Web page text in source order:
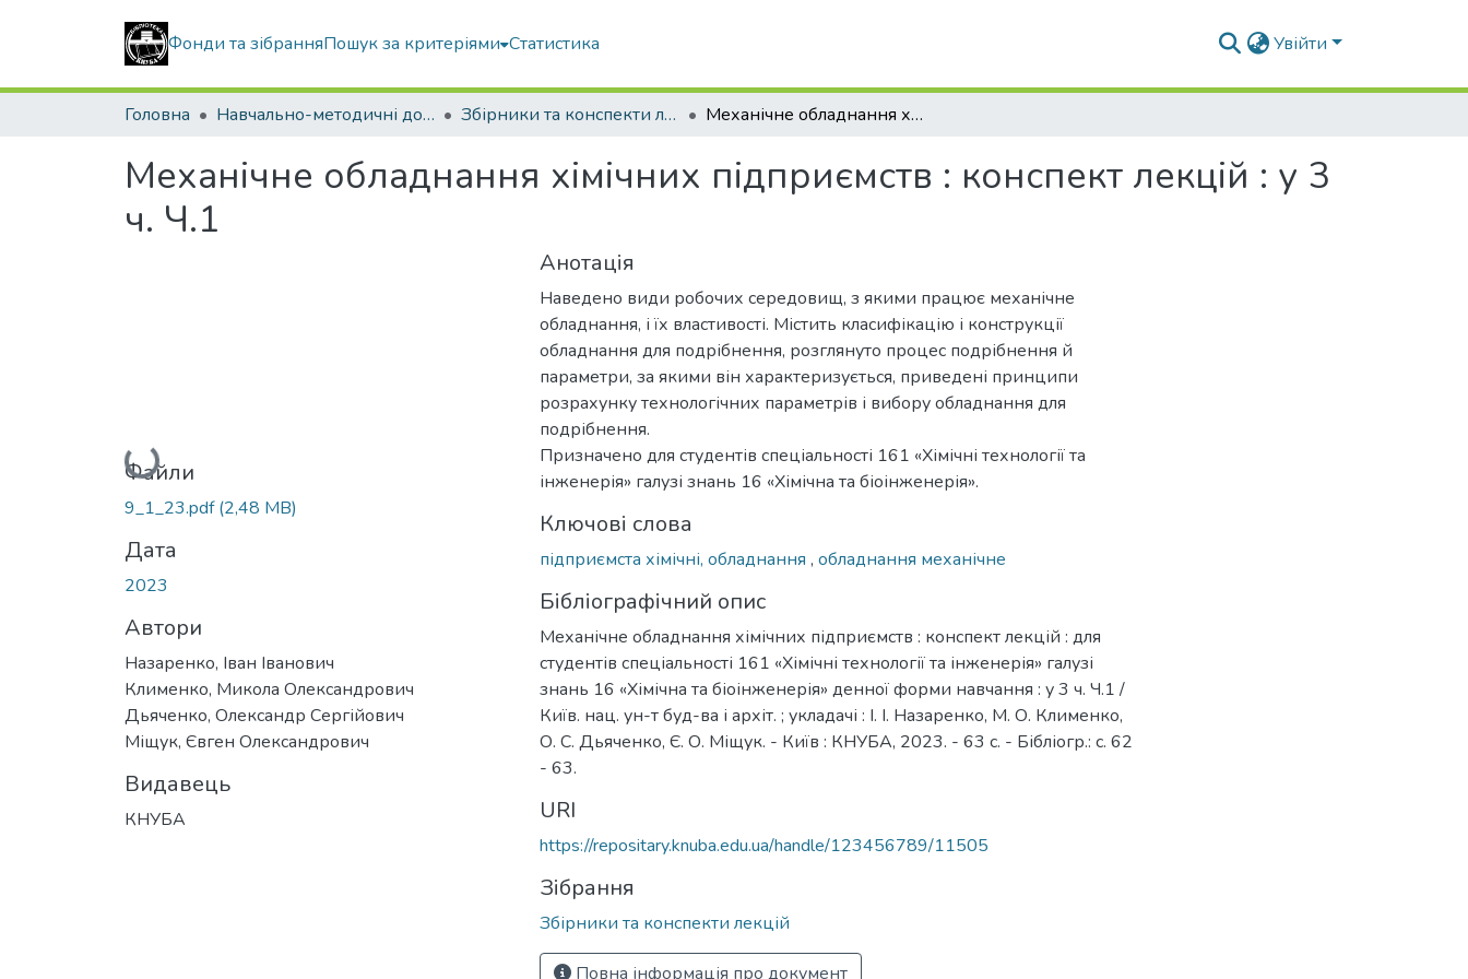
Фонди та зібранняПошук за критеріями Статистика Увійти
Головна Навчально-методичні документи Збірники та конспекти лекцій Механічне обладнання хімічних підприємств : конспект лекцій : у 3 ч. Ч.1
Механічне обладнання хімічних підприємств : конспект лекцій : у 3
ч. Ч.1
Вантажиться...
Файли
9_1_23.pdf(2,48 MB)
Дата
2023
Автори
Назаренко, Іван Іванович
Клименко, Микола Олександрович
Дьяченко, Олександр Сергійович
Міщук, Євген Олександрович
Видавець
КНУБА
Анотація
Наведено види робочих середовищ, з якими працює механічне
обладнання, і їх властивості. Містить класифікацію і конструкції
обладнання для подрібнення, розглянуто процес подрібнення й
параметри, за якими він характеризується, приведені принципи
розрахунку технологічних параметрів і вибору обладнання для
подрібнення.
Призначено для студентів спеціальності 161 «Хімічні технології та
інженерія» галузі знань 16 «Хімічна та біоінженерія».
Ключові слова
підприємста хімічні, обладнання , обладнання механічне
Бібліографічний опис
Механічне обладнання хімічних підприємств : конспект лекцій : для
студентів спеціальності 161 «Хімічні технології та інженерія» галузі
знань 16 «Хімічна та біоінженерія» денної форми навчання : у 3 ч. Ч.1 /
Київ. нац. ун-т буд-ва і архіт. ; укладачі : І. І. Назаренко, М. О. Клименко,
О. С. Дьяченко, Є. О. Міщук. - Київ : КНУБА, 2023. - 63 с. - Бібліогр.: с. 62
- 63.
URI
https://repositary.knuba.edu.ua/handle/123456789/11505
Зібрання
Збірники та конспекти лекцій
Повна інформація про документ